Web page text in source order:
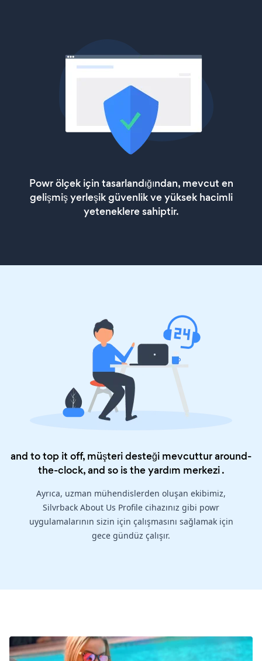
Powr ölçek için tasarlandığından, mevcut en
gelişmiş yerleşik güvenlik ve yüksek hacimli
yeteneklere sahiptir.
and to top it off, müşteri desteği mevcuttur around-
the-clock, and so is theyardım merkezi.
Ayrıca, uzman mühendislerden oluşan ekibimiz,
Silvrback About Us Profile cihazınız gibi powr
uygulamalarının sizin için çalışmasını sağlamak için
gece gündüz çalışır.